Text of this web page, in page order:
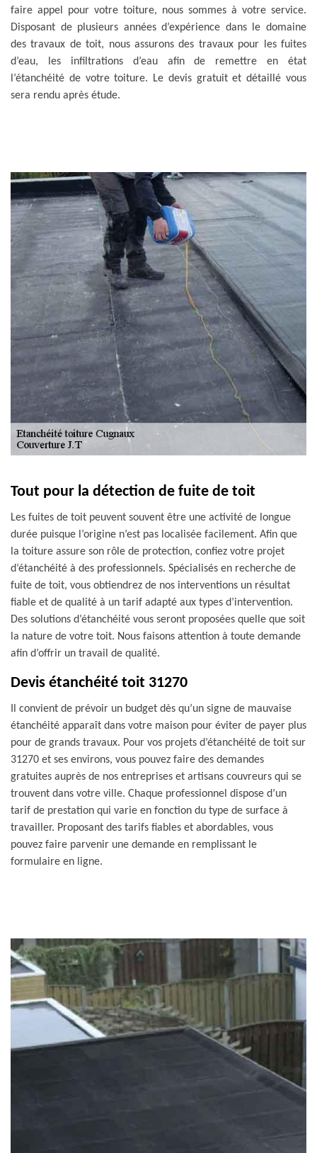
faire appel pour votre toiture, nous sommes à votre service.
Disposant de plusieurs années d’expérience dans le domaine
des travaux de toit, nous assurons des travaux pour les fuites
d’eau, les infiltrations d’eau afin de remettre en état
l’étanchéité de votre toiture. Le devis gratuit et détaillé vous
sera rendu après étude.
Tout pour la détection de fuite de toit
Les fuites de toit peuvent souvent être une activité de longue
durée puisque l’origine n’est pas localisée facilement. Afin que
la toiture assure son rôle de protection, confiez votre projet
d’étanchéité à des professionnels. Spécialisés en recherche de
fuite de toit, vous obtiendrez de nos interventions un résultat
fiable et de qualité à un tarif adapté aux types d’intervention.
Des solutions d’étanchéité vous seront proposées quelle que soit
la nature de votre toit. Nous faisons attention à toute demande
afin d’offrir un travail de qualité.
Devis étanchéité toit 31270
Il convient de prévoir un budget dès qu’un signe de mauvaise
étanchéité apparaît dans votre maison pour éviter de payer plus
pour de grands travaux. Pour vos projets d’étanchéité de toit sur
31270 et ses environs, vous pouvez faire des demandes
gratuites auprès de nos entreprises et artisans couvreurs qui se
trouvent dans votre ville. Chaque professionnel dispose d’un
tarif de prestation qui varie en fonction du type de surface à
travailler. Proposant des tarifs fiables et abordables, vous
pouvez faire parvenir une demande en remplissant le
formulaire en ligne.